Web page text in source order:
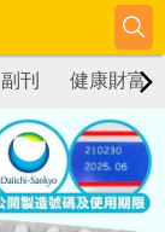
副刊 健康財富